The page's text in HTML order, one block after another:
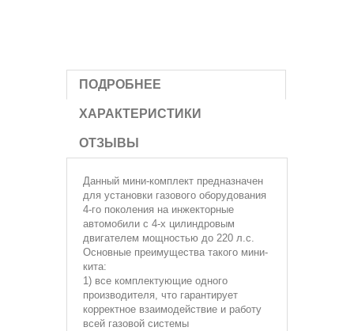
ПОДРОБНЕЕ
ХАРАКТЕРИСТИКИ
ОТЗЫВЫ
Данный мини-комплект предназначен
для установки газового оборудования
4-го поколения на инжекторные
автомобили с 4-х цилиндровым
двигателем мощностью до 220 л.с.
Основные преимущества такого мини-
кита:
1) все комплектующие одного
производителя, что гарантирует
корректное взаимодействие и работу
всей газовой системы